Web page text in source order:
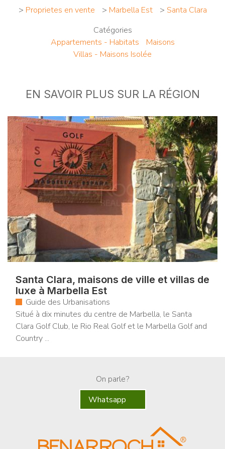
> Proprietes en vente > Marbella Est > Santa Clara
Catégories
Appartements - Habitats
Maisons
Villas - Maisons Isolée
EN SAVOIR PLUS SUR LA RÉGION
Santa Clara, maisons de ville et villas de
luxe à Marbella Est
Guide des Urbanisations
Situé à dix minutes du centre de Marbella, le Santa
Clara Golf Club, le Rio Real Golf et le Marbella Golf and
Country ...
On parle?
Whatsapp